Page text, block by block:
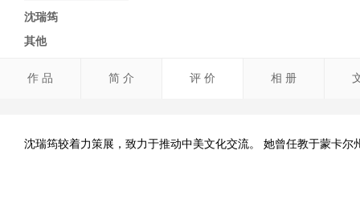
沈瑞筠
其他
作 品 简 介 评 价 相 册
沈瑞筠较着力策展，致力于推动中美文化交流。 她曾任教于蒙卡